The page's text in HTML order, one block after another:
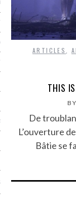
GUERRE
ARTICLES
THIS
BY
De
L’ouverture
Bâtie se